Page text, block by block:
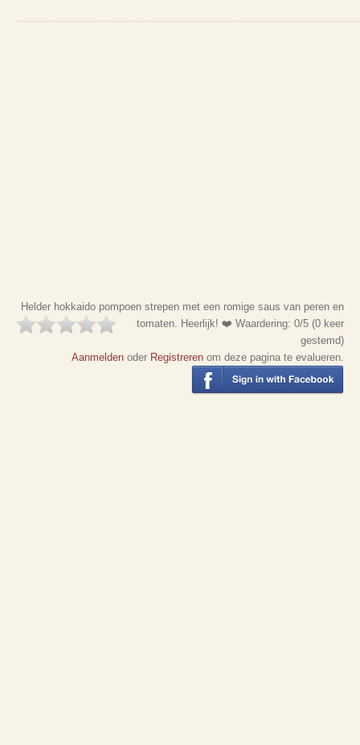
Helder hokkaido pompoen strepen met een romige saus van peren en
tomaten. Heerlijk! ❤️ Waardering: 0/5 (0 keer
gestemd)
Aanmelden oder Registreren om deze pagina te evalueren.